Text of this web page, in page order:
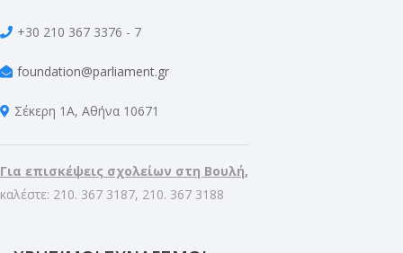
+30 210 367 3376 - 7
foundation@parliament.gr
Σέκερη 1Α, Αθήνα 10671
Για επισκέψεις σχολείων στη Βουλή,
καλέστε: 210. 367 3187, 210. 367 3188